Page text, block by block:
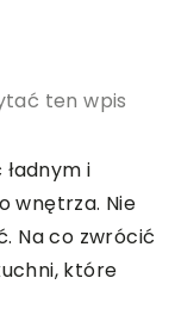
ten wpis
i
wnętrza. Nie
Na co zwrócić
które